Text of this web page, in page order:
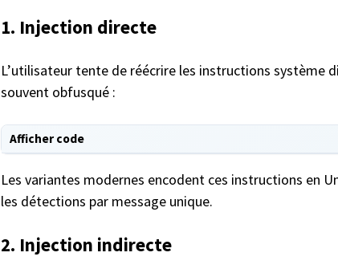
1. Injection directe
L’utilisateur tente de réécrire les instructions système
souvent obfusqué :
Afficher code
Les variantes modernes encodent ces instructions en
les détections par message unique.
2. Injection indirecte